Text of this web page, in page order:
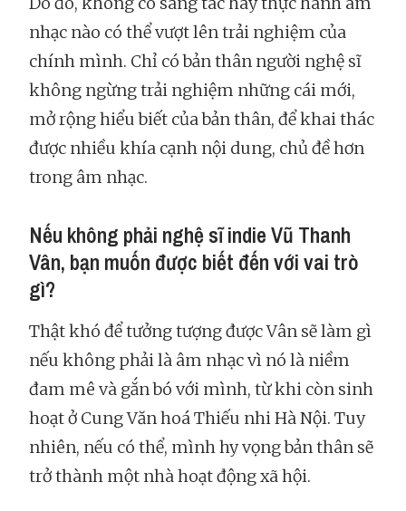
nhạc nào có thể vượt lên trải nghiệm của
chính mình. Chỉ có bản thân người nghệ sĩ
không ngừng trải nghiệm những cái mới,
mở rộng hiểu biết của bản thân, để khai thác
được nhiều khía cạnh nội dung, chủ đề hơn
trong âm nhạc.
Nếu không phải nghệ sĩ indie Vũ Thanh
Vân, bạn muốn được biết đến với vai trò
gì?
Thật khó để tưởng tượng được Vân sẽ làm gì
nếu không phải là âm nhạc vì nó là niềm
đam mê và gắn bó với mình, từ khi còn sinh
hoạt ở Cung Văn hoá Thiếu nhi Hà Nội. Tuy
nhiên, nếu có thể, mình hy vọng bản thân sẽ
trở thành một nhà hoạt động xã hội.